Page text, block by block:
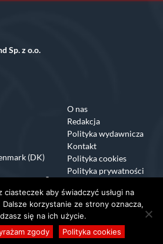
Sp. z o.o.
(DK)
O nas
Redakcja
Polityka wydawnicza
Kontakt
Polityka cookies
Polityka prywatności
X Instagram
TikTok
Strefa Siatkówki All rights reserved
ciasteczek aby świadczyć usługi na
korzystanie ze strony oznacza,
się na ich użycie.
zgody Polityka cookies